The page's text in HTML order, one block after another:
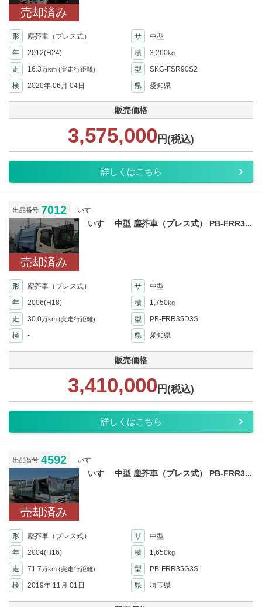
売却済み
形 塵芥車（プレス式） サ
中型
年
2012(H24) 積 3,200kg
走 16.3万km (実走行距離) 型
SKG-FSR90S2
検
2020年 06月 04日 県 愛知県
販売価格
3,575,000 円(税込)
詳しくはこちら
出品番号 7012 いすゞ
売却済み
いすゞ 中型 塵芥車（プレス式） PB-FRR3...
形 塵芥車（プレス式） サ
中型
年
2006(H18) 積 1,750kg
走 30.0万km (実走行距離) 型
PB-FRR35D3S
検
- 県 愛知県
販売価格
3,410,000 円(税込)
詳しくはこちら
出品番号 4592 いすゞ
売却済み
いすゞ 中型 塵芥車（プレス式） PB-FRR3...
形 塵芥車（プレス式） サ
中型
年
2004(H16) 積 1,650kg
走 71.7万km (実走行距離) 型
PB-FRR35G3S
検
2019年 11月 01日 県 埼玉県